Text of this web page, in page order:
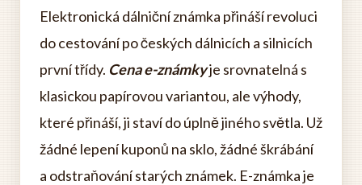
Elektronická dálniční známka přináší revoluci
do cestování po českých dálnicích a silnicích
první třídy. Cena e-známkyje srovnatelná s
klasickou papírovou variantou, ale výhody,
které přináší, ji staví do úplně jiného světla. Už
žádné lepení kuponů na sklo, žádné škrábání
a odstraňování starých známek. E-známka je